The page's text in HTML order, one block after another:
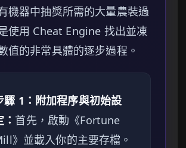
機器中抽獎所需的大量農裝過
使用 Cheat Engine 找出並凍
值的非常具體的逐步過程。
驟 1：附加程序與初始設
首先，啟動《Fortune
》並載入你的主要存檔。